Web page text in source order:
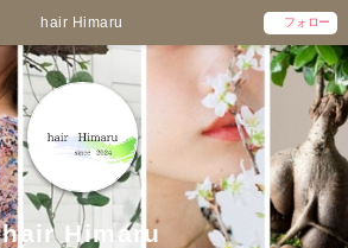
hair Himaru フォロー
hair Himaru